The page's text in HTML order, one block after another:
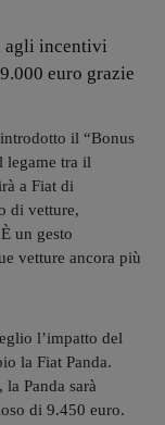
agli incentivi
euro grazie
il “Bonus
legame tra il
a Fiat di
di vetture,
un gesto
vetture ancora più
l’impatto del
la Fiat Panda.
Panda sarà
di 9.450 euro.